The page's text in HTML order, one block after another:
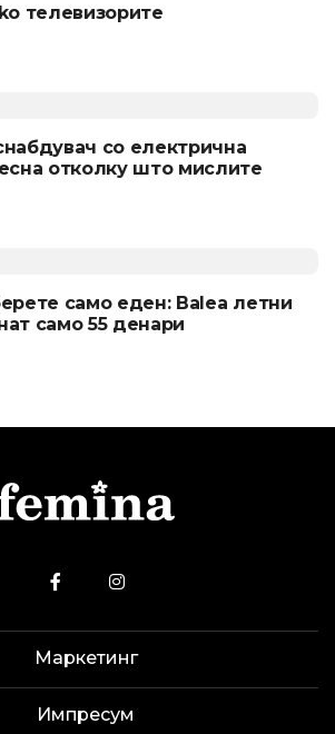
телевизорите
со електрична
отколку што мислите
само еден: Balea летни
само 55 денари
Маркетинг
Импресум